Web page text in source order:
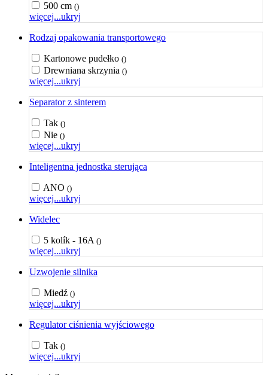
500 cm ()
więcej...ukryj
Rodzaj opakowania transportowego
Kartonowe pudełko ()
Drewniana skrzynia ()
więcej...ukryj
Separator z sinterem
Tak ()
Nie ()
więcej...ukryj
Inteligentna jednostka sterująca
ANO ()
więcej...ukryj
Widelec
5 kolík - 16A ()
więcej...ukryj
Uzwojenie silnika
Miedź ()
więcej...ukryj
Regulator ciśnienia wyjściowego
Tak ()
więcej...ukryj